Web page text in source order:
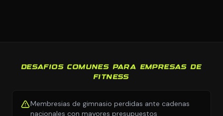
DESAFIOS COMUNES PARA EMPRESAS DE
FITNESS
Membresias de gimnasio perdidas ante cadenas
nacionales con mayores presupuestos